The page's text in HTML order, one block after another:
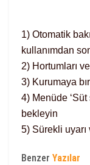
1) Otomatik
kullanımdan
2) Hortumları
3) Kurumaya
4) Menüde
bekleyin
5) Sürekli uyarı
Benzer Yazılar